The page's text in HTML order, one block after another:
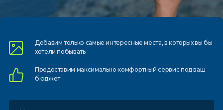
Добавим только самыеинтересные места, в которыхвы бы
хотели побывать
Предоставим максимально комфортныйсервис под ваш
бюджет